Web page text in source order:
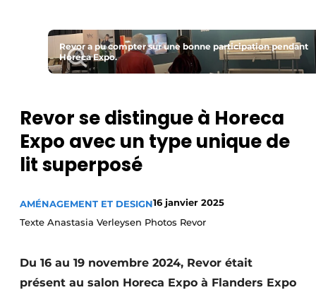
Nettoyage & Entretien
Revor a pu compter sur une bonne participation pendant
Horeca Expo.
Revor se distingue à Horeca
Expo avec un type unique de
lit superposé
AMÉNAGEMENT ET DESIGN16 janvier 2025
Texte Anastasia Verleysen Photos Revor
Du 16 au 19 novembre 2024, Revor était
présent au salon Horeca Expo à Flanders Expo